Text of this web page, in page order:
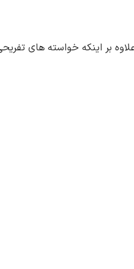
بر اینکه خواسته های